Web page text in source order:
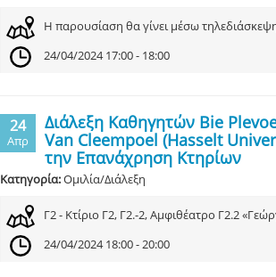
Η παρουσίαση θα γίνει μέσω
24/04/2024 17:00 - 18:00
24
Απρ
Διάλεξη Καθηγητών Bie
Van Cleempoel (Hasselt
την Επανάχρηση Κτηρίων
Κατηγορία:Ομιλία/Διάλεξη
Γ2 - Κτίριο Γ2, Γ2.-2, Αμφιθέατρο Γ2.2
24/04/2024 18:00 - 20:00